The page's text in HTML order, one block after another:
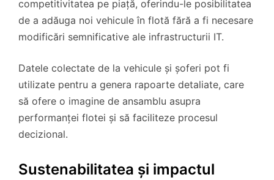
competitivitatea pe piață, oferindu-le posibilitatea
de a adăuga noi vehicule în flotă fără a fi necesare
modificări semnificative ale infrastructurii IT.
Datele colectate de la vehicule și șoferi pot fi
utilizate pentru a genera rapoarte detaliate, care
să ofere o imagine de ansamblu asupra
performanței flotei și să faciliteze procesul
decizional.
Sustenabilitatea și impactul